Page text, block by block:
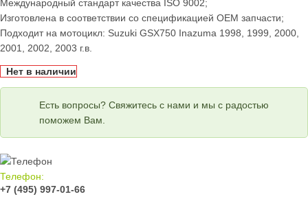
Международный стандарт качества ISO 9002;
Изготовлена в соответствии со спецификацией OEM запчасти;
Подходит на мотоцикл: Suzuki GSX750 Inazuma 1998, 1999, 2000,
2001, 2002, 2003 г.в.
Нет в наличии
Есть вопросы? Свяжитесь с нами и мы с радостью
поможем Вам.
Телефон:
+7 (495) 997-01-66